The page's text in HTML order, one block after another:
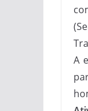
A